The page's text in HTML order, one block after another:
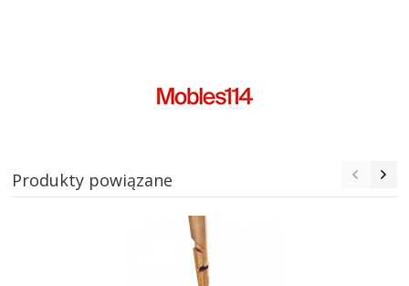
Produkty powiązane